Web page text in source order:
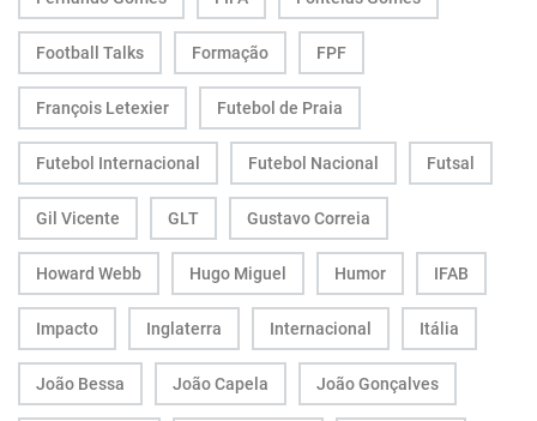
Football Talks Formação FPF
François Letexier Futebol de Praia
Futebol Internacional Futebol Nacional Futsal
Gil Vicente GLT Gustavo Correia
Howard Webb Hugo Miguel Humor IFAB
Impacto Inglaterra Internacional Itália
João Bessa João Capela João Gonçalves